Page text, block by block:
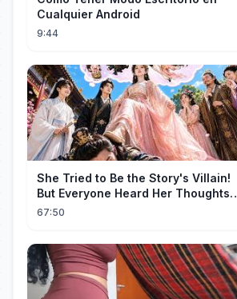
Cualquier Android
9:44
She Tried to Be the Story's Villain!
But Everyone Heard Her Thoughts?
Now Everyone Adores Her~
67:50